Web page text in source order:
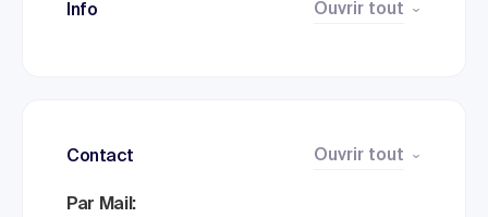
Info Ouvrir tout
Contact Ouvrir tout
Par Mail: